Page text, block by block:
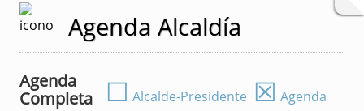
Agenda Alcaldía
Agenda
Completa
☐ Alcalde-Presidente ☒ Agenda